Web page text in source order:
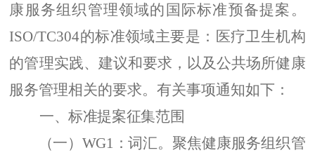
康服务组织管理领域的国际标准预备提案。
ISO/TC304的标准领域主要是：医疗卫生机构
的管理实践、建议和要求，以及公共场所健康
服务管理相关的要求。有关事项通知如下：
一、标准提案征集范围
（一） WG1 ：词汇。 聚焦健康服务组织管